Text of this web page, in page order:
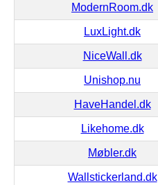
ModernRoom.dk
LuxLight.dk
NiceWall.dk
Unishop.nu
HaveHandel.dk
Likehome.dk
Møbler.dk
Wallstickerland.dk